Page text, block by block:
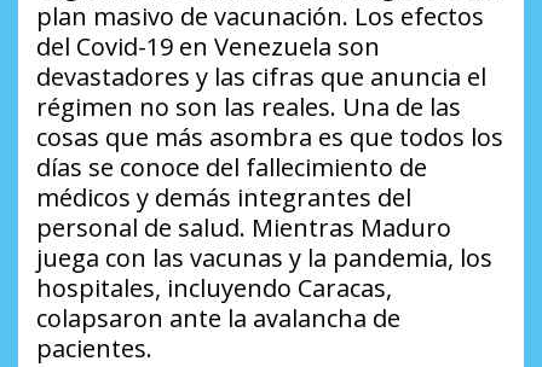
plan masivo de vacunación. Los efectos
del Covid-19 en Venezuela son
devastadores y las cifras que anuncia el
régimen no son las reales. Una de las
cosas que más asombra es que todos los
días se conoce del fallecimiento de
médicos y demás integrantes del
personal de salud. Mientras Maduro
juega con las vacunas y la pandemia, los
hospitales, incluyendo Caracas,
colapsaron ante la avalancha de
pacientes.